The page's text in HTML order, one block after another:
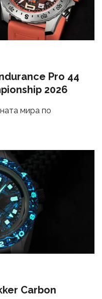
Pro 44
2026
мира по
Carbon